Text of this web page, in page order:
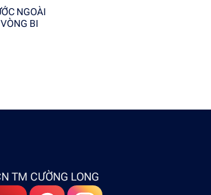
NGOÀI
BI
TM CƯỜNG LONG